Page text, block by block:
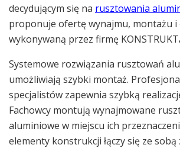
decydującym się na rusztowania
proponuje ofertę wynajmu, montażu i
wykonywaną przez firmę
Systemowe rozwiązania rusztowań
umożliwiają szybki montaż.
specjalistów zapewnia szybką
Fachowcy montują wynajmowane
aluminiowe w miejscu ich
elementy konstrukcji łączy się ze sobą